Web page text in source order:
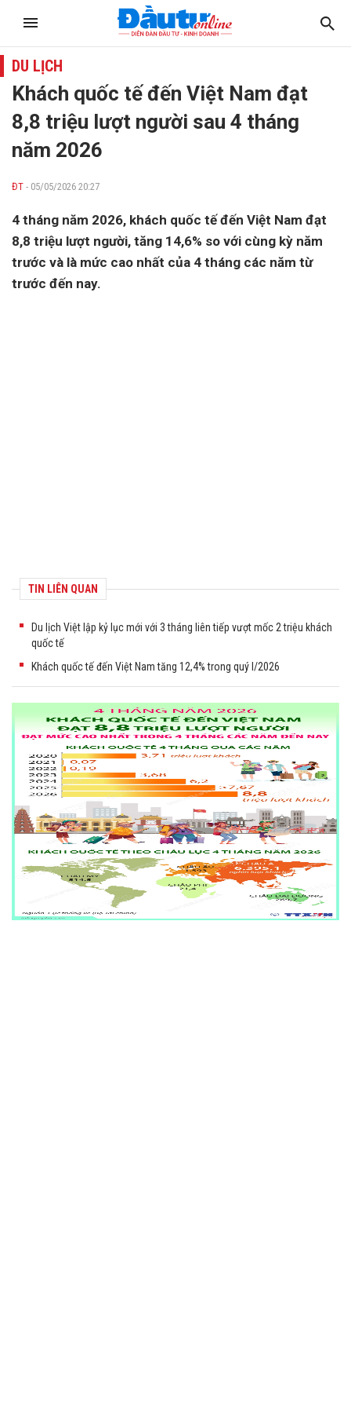
DU LỊCH
Khách quốc tế đến Việt Nam đạt
8,8 triệu lượt người sau 4 tháng
năm 2026
ĐT - 05/05/2026 20:27
4 tháng năm 2026, khách quốc tế đến Việt Nam đạt
8,8 triệu lượt người, tăng 14,6% so với cùng kỳ năm
trước và là mức cao nhất của 4 tháng các năm từ
trước đến nay.
TIN LIÊN QUAN
Du lịch Việt lập kỷ lục mới với 3 tháng liên tiếp vượt mốc 2 triệu khách
quốc tế
Khách quốc tế đến Việt Nam tăng 12,4% trong quý I/2026